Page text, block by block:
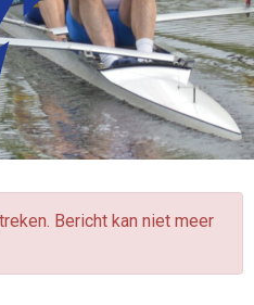
Bericht kan niet meer